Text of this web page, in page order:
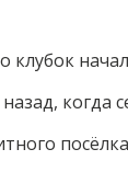
клубок
когда